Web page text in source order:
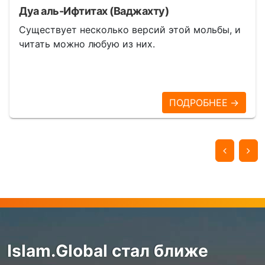
Дуа аль-Ифтитах (Ваджахту)
Существует несколько версий этой мольбы, и
читать можно любую из них.
ПОДРОБНЕЕ →
Islam.Global стал ближе